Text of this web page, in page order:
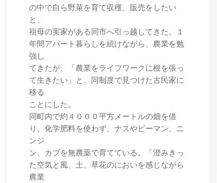
の中で自ら野菜を育て収穫、販売をしたい
と、
祖母の実家がある同市へ引っ越してきた。１
年間アパート暮らしを続けながら、農業を勉
強し
てきたが、「農業をライフワークに根を張っ
て生きたい」と、同制度で見つけた古民家に
移る
ことにした。
同町内で約４０００平方メートルの畑を借
り、化学肥料を使わず、ナスやピーマン、ニ
ンジ
ン、カブを無農薬で育てている。「澄みきっ
た空気と風、土、草花のにおいを感じながら
農業